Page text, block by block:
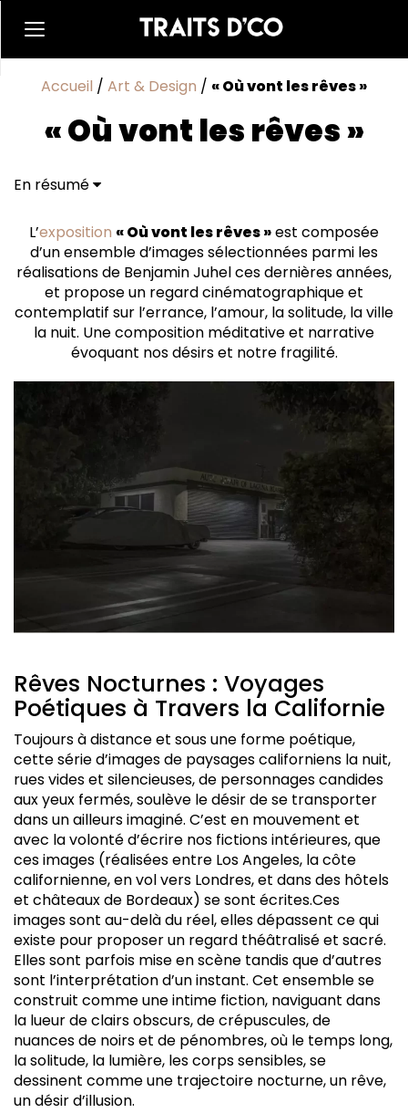
Accueil / Art & Design / « Où vont les rêves »
« Où vont les rêves »
En résumé
Californie
L’exposition « Où vont les rêves »est composée
d’un ensemble d’images sélectionnées parmi les
réalisations de Benjamin Juhel ces dernières années,
et propose un regard cinématographique et
contemplatif sur l’errance, l’amour, la solitude, la ville
la nuit. Une composition méditative et narrative
évoquant nos désirs et notre fragilité.
Rêves Nocturnes : Voyages
Poétiques à Travers la Californie
Toujours à distance et sous une forme poétique,
cette série d’images de paysages californiens la nuit,
rues vides et silencieuses, de personnages candides
aux yeux fermés, soulève le désir de se transporter
dans un ailleurs imaginé. C’est en mouvement et
avec la volonté d’écrire nos fictions intérieures, que
ces images (réalisées entre Los Angeles, la côte
californienne, en vol vers Londres, et dans des hôtels
et châteaux de Bordeaux) se sont écrites.Ces
images sont au-delà du réel, elles dépassent ce qui
existe pour proposer un regard théâtralisé et sacré.
Elles sont parfois mise en scène tandis que d’autres
sont l’interprétation d’un instant. Cet ensemble se
construit comme une intime fiction, naviguant dans
la lueur de clairs obscurs, de crépuscules, de
nuances de noirs et de pénombres, où le temps long,
la solitude, la lumière, les corps sensibles, se
dessinent comme une trajectoire nocturne, un rêve,
un désir d’illusion.